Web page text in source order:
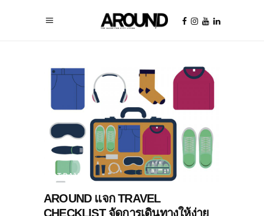
TRAVEL
AROUND แจก TRAVEL
CHECKLIST จัดการเดินทางให้ง่าย